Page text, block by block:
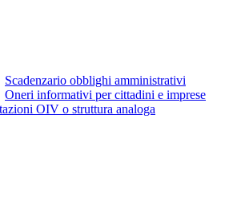
Scadenzario obblighi amministrativi
Oneri informativi per cittadini e imprese
OIV o struttura analoga